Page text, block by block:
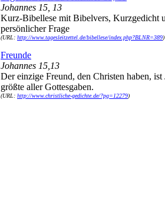
Johannes 15, 13
Kurz-Bibellese mit Bibelvers, Kurzgedicht
persönlicher Frage
(URL: http://www.tagesleitzettel.de/bibellese/index.php?BLNR=389)
Freunde
Johannes 15,13
Der einzige Freund, den Christen haben, ist
größte aller Gottesgaben.
(URL: http://www.christliche-gedichte.de/?pg=12279)